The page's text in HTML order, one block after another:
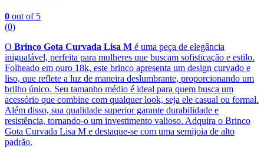
0 out of 5
(0)
O Brinco Gota Curvada Lisa M é uma peça de elegância
inigualável, perfeita para mulheres que buscam sofisticação e estilo.
Folheado em ouro 18k, este brinco apresenta um design curvado e
liso, que reflete a luz de maneira deslumbrante, proporcionando um
brilho único. Seu tamanho médio é ideal para quem busca um
acessório que combine com qualquer look, seja ele casual ou formal.
Além disso, sua qualidade superior garante durabilidade e
resistência, tornando-o um investimento valioso. Adquira o Brinco
Gota Curvada Lisa M e destaque-se com uma semijoia de alto
padrão.